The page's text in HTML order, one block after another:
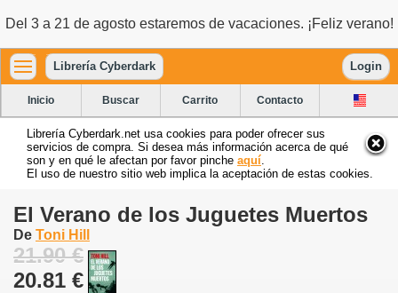
Del 3 a 21 de agosto estaremos de vacaciones. ¡Feliz verano!
Librería Cyberdark Login
Inicio Buscar Carrito Contacto
Librería Cyberdark.net usa cookies para poder ofrecer sus
servicios de compra. Si desea más información acerca de qué
son y en qué le afectan por favor pinche aquí
El uso de nuestro sitio web implica la aceptación de estas cookies.
El Verano de los Juguetes Muertos
De Toni Hill
21.90 €
20.81 €